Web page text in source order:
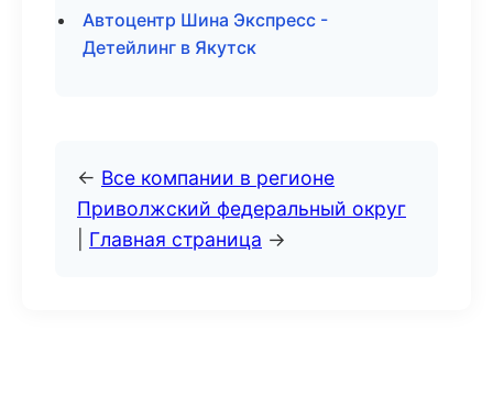
Автоцентр Шина Экспресс -
Детейлинг в Якутск
← Все компании в регионе
Приволжский федеральный округ
Главная страница →